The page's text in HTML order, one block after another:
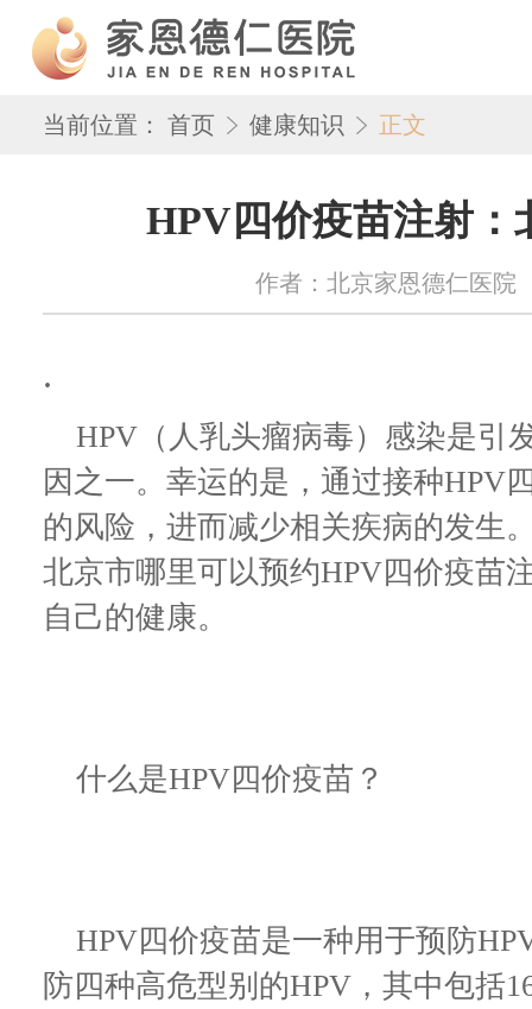
当前位置： 首页 健康知识 正文
HPV四价疫苗注射：
作者：北京家恩德仁医院
.
HPV（人乳头瘤病毒）感染是引
因之一。幸运的是，通过接种HPV
的风险，进而减少相关疾病的发生
北京市哪里可以预约HPV四价疫苗
自己的健康。
什么是HPV四价疫苗？
HPV四价疫苗是一种用于预防
防四种高危型别的HPV，其中包括